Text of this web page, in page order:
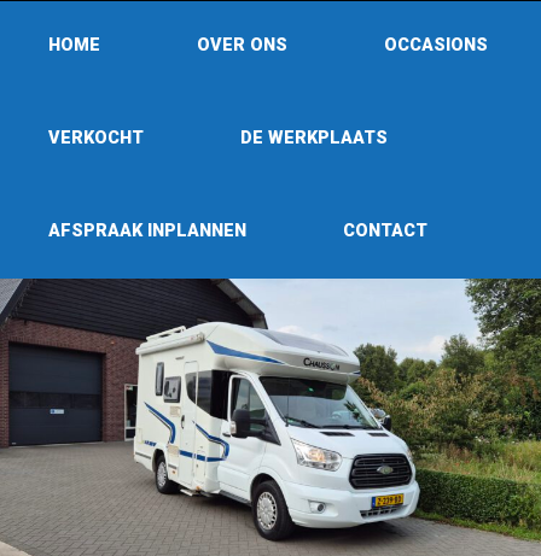
HOME OVER ONS OCCASIONS
VERKOCHT DE WERKPLAATS
AFSPRAAK INPLANNEN CONTACT